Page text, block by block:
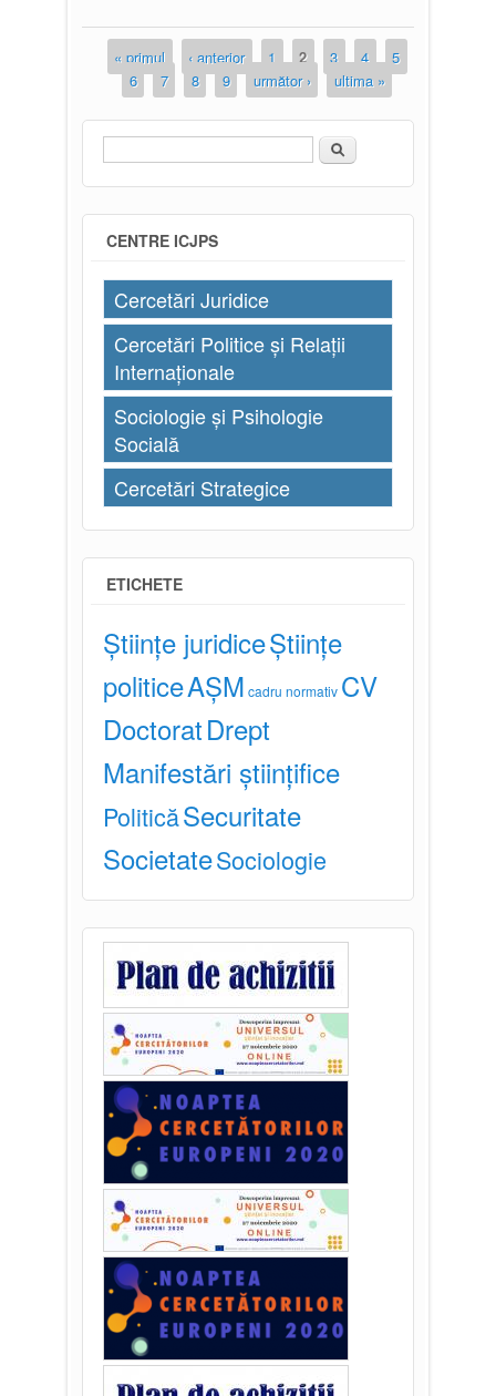
Pagini
« primul ‹ anterior 1 2 3 4
5
6
7 8 9 următor › ultima »
Formular de căutare
Căutare
CENTRE ICJPS
Cercetări Juridice
Cercetări Politice și Relații
Internaționale
Sociologie și Psihologie
Socială
Cercetări Strategice
ETICHETE
Științe juridiceȘtiințe
politiceAȘM cadru normativ CV
DoctoratDrept
Manifestări științifice
PoliticăSecuritate
SocietateSociologie